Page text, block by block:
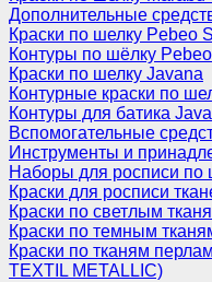
Дополнительные
Краски по шелку Pebeo
Контуры по шёлку
Краски по шелку Javana
Контурные краски по
Контуры для батика
Вспомогательные
Инструменты и
Наборы для росписи по
Краски для росписи
Краски по светлым
Краски по темным
Краски по тканям
TEXTIL METALLIC)